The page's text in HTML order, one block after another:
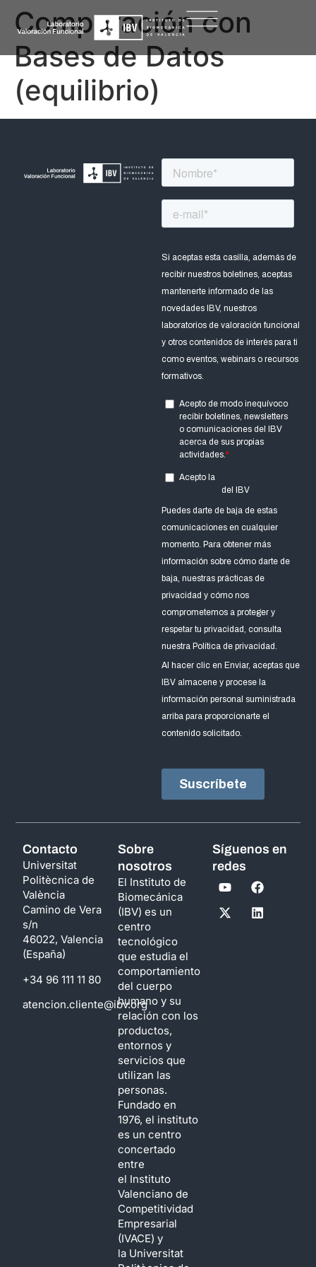
Comparación con
Bases de Datos
(equilibrio)
Contacto
Universitat
Politècnica de
València
Camino de Vera
s/n
46022, Valencia
(España)
+34 96 111 11 80
atencion.cliente@ibv.org
Sobre
nosotros
El Instituto de
Biomecánica
(IBV) es un
centro
tecnológico
que estudia el
comportamiento
del cuerpo
humano y su
relación con los
productos,
entornos y
servicios que
utilizan las
personas.
Fundado en
1976, el instituto
es un centro
concertado
entre
el Instituto
Valenciano de
Competitividad
Empresarial
(IVACE) y
la Universitat
Síguenos en
redes